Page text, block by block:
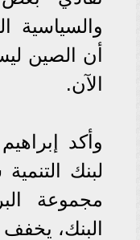
والسياسية
أن الصين
الآن.
وأكد
لبنك
مجموعة
البنك،